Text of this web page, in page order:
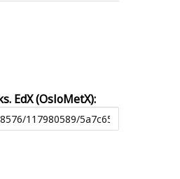
EdX (OsloMetX):